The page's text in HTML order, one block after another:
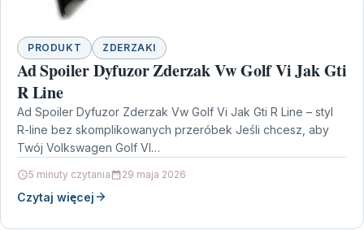
PRODUKT ZDERZAKI
Ad Spoiler Dyfuzor Zderzak Vw Golf Vi Jak Gti
R Line
Ad Spoiler Dyfuzor Zderzak Vw Golf Vi Jak Gti R Line – styl
R-line bez skomplikowanych przeróbek Jeśli chcesz, aby
Twój Volkswagen Golf VI…
5 minuty czytania 29 maja 2026
Czytaj więcej